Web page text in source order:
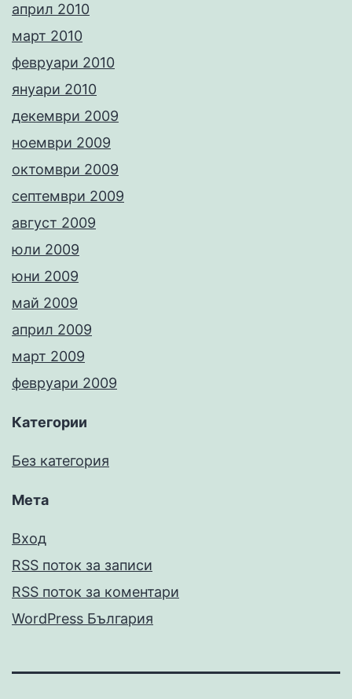
април 2010
март 2010
февруари 2010
януари 2010
декември 2009
ноември 2009
октомври 2009
септември 2009
август 2009
юли 2009
юни 2009
май 2009
април 2009
март 2009
февруари 2009
Категории
Без категория
Мета
Вход
RSS поток за записи
RSS поток за коментари
WordPress България